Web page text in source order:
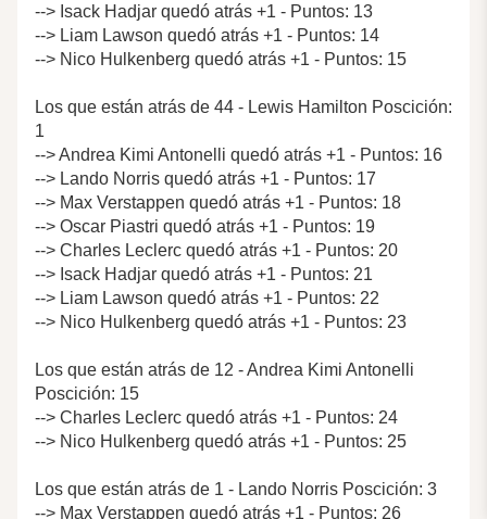
--> Isack Hadjar quedó atrás +1 - Puntos: 13
--> Liam Lawson quedó atrás +1 - Puntos: 14
--> Nico Hulkenberg quedó atrás +1 - Puntos: 15
Los que están atrás de 44 - Lewis Hamilton Poscición:
1
--> Andrea Kimi Antonelli quedó atrás +1 - Puntos: 16
--> Lando Norris quedó atrás +1 - Puntos: 17
--> Max Verstappen quedó atrás +1 - Puntos: 18
--> Oscar Piastri quedó atrás +1 - Puntos: 19
--> Charles Leclerc quedó atrás +1 - Puntos: 20
--> Isack Hadjar quedó atrás +1 - Puntos: 21
--> Liam Lawson quedó atrás +1 - Puntos: 22
--> Nico Hulkenberg quedó atrás +1 - Puntos: 23
Los que están atrás de 12 - Andrea Kimi Antonelli
Poscición: 15
--> Charles Leclerc quedó atrás +1 - Puntos: 24
--> Nico Hulkenberg quedó atrás +1 - Puntos: 25
Los que están atrás de 1 - Lando Norris Poscición: 3
--> Max Verstappen quedó atrás +1 - Puntos: 26